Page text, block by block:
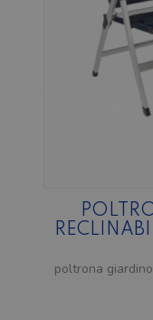
poltrona